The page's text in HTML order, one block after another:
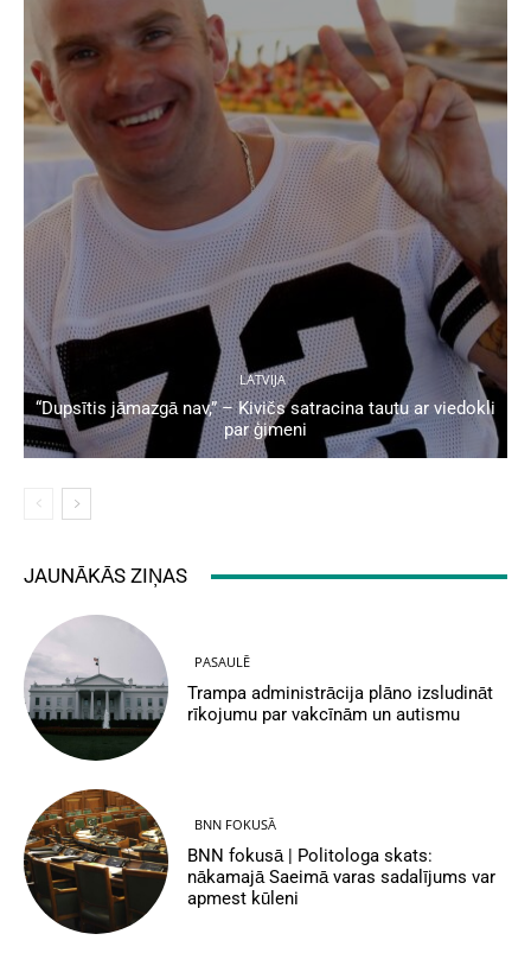
LATVIJA
“Dupsītis jāmazgā nav,” – Kivičs satracina tautu ar viedokli
par ģimeni
JAUNĀKĀS ZIŅAS
PASAULĒ
Trampa administrācija plāno izsludināt
rīkojumu par vakcīnām un autismu
BNN FOKUSĀ
BNN fokusā | Politologa skats:
nākamajā Saeimā varas sadalījums var
apmest kūleni